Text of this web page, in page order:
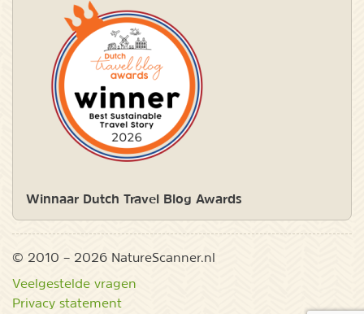
Winnaar Dutch Travel Blog Awards
© 2010 – 2026 NatureScanner.nl
Veelgestelde vragen
Privacy statement